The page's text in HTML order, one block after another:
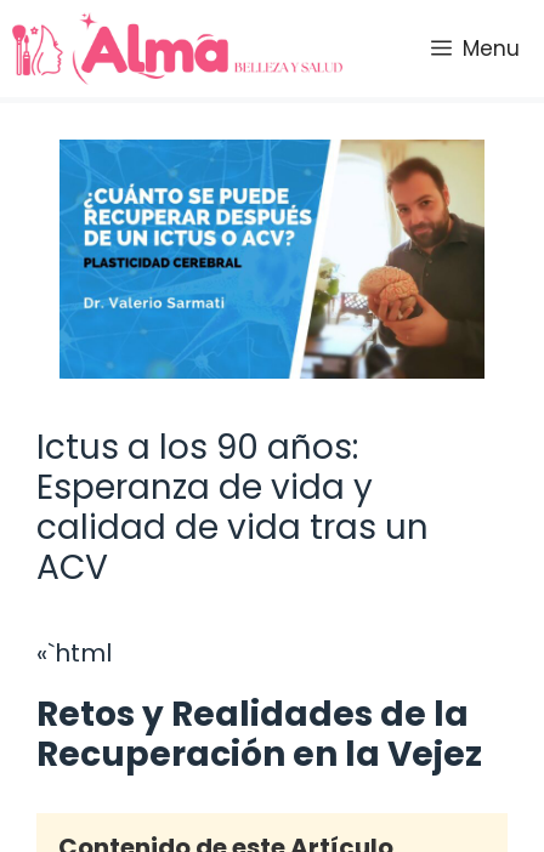
Saltar
al
contenido
Menu
Ictus a los 90 años:
Esperanza de vida y
calidad de vida tras un
ACV
«`html
Retos y Realidades de la
Recuperación en la Vejez